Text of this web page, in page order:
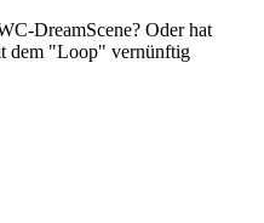
DreamScene? Oder hat
dem "Loop" vernünftig